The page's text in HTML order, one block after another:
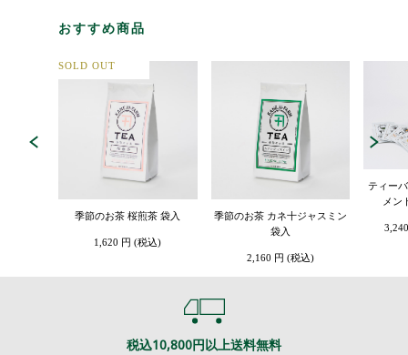
おすすめ商品
季節のお茶 桜煎茶 袋入
1,620 円 (税込)
SOLD OUT
季節のお茶 カネ十ジャスミン
袋入
2,160 円 (税込)
ティー
メン
税込10,800円以上送料無料